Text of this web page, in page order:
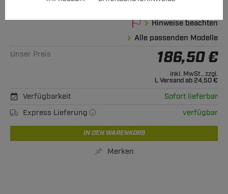
Hinweise beachten
Alle passenden Modelle
Unser Preis
186,50 €
inkl. MwSt., zzgl.
L Versand ab 24,50 €
Verfügbarkeit
Sofort lieferbar
Express Lieferung
verfügbar
IN DEN WARENKORB
Merken